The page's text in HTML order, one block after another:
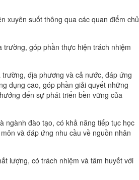
xuyên suốt thông qua các quan điểm chủ
góp phần thực hiện trách nhiệm
địa phương và cả nước, đáp ứng
dụng cao, góp phần giải quyết những
đến sự phát triển bền vững của
ngành đào tạo, có khả năng tiếp tục học
và đáp ứng nhu cầu về nguồn nhân
lượng, có trách nhiệm và tâm huyết với